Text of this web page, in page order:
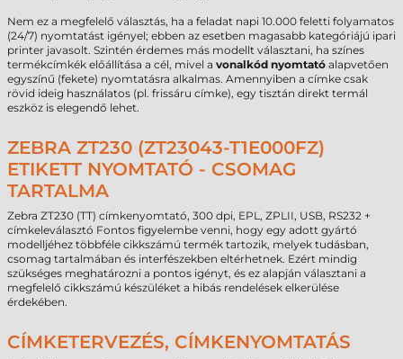
Nem ez a megfelelő választás, ha a feladat napi 10.000 feletti folyamatos
(24/7) nyomtatást igényel; ebben az esetben magasabb kategóriájú ipari
printer javasolt. Szintén érdemes más modellt választani, ha színes
termékcímkék előállítása a cél, mivel a vonalkód nyomtató alapvetően
egyszínű (fekete) nyomtatásra alkalmas. Amennyiben a címke csak
rövid ideig használatos (pl. frissáru címke), egy tisztán direkt termál
eszköz is elegendő lehet.
ZEBRA ZT230 (ZT23043-T1E000FZ)
ETIKETT NYOMTATÓ - CSOMAG
TARTALMA
Zebra ZT230 (TT) címkenyomtató, 300 dpi, EPL, ZPLII, USB, RS232 +
címkeleválasztó Fontos figyelembe venni, hogy egy adott gyártó
modelljéhez többféle cikkszámú termék tartozik, melyek tudásban,
csomag tartalmában és interfészekben eltérhetnek. Ezért mindig
szükséges meghatározni a pontos igényt, és ez alapján választani a
megfelelő cikkszámú készüléket a hibás rendelések elkerülése
érdekében.
CÍMKETERVEZÉS, CÍMKENYOMTATÁS